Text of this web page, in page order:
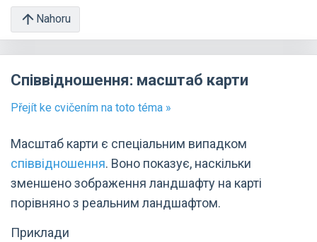
Nahoru
Співвідношення: масштаб карти
Přejít ke cvičením na toto téma »
Масштаб карти є спеціальним випадком
співвідношення. Воно показує, наскільки
зменшено зображення ландшафту на карті
порівняно з реальним ландшафтом.
Приклади